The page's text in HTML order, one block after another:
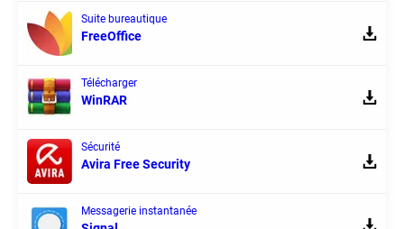
Suite bureautique
FreeOffice
Télécharger
WinRAR
Sécurité
Avira Free Security
Messagerie instantanée